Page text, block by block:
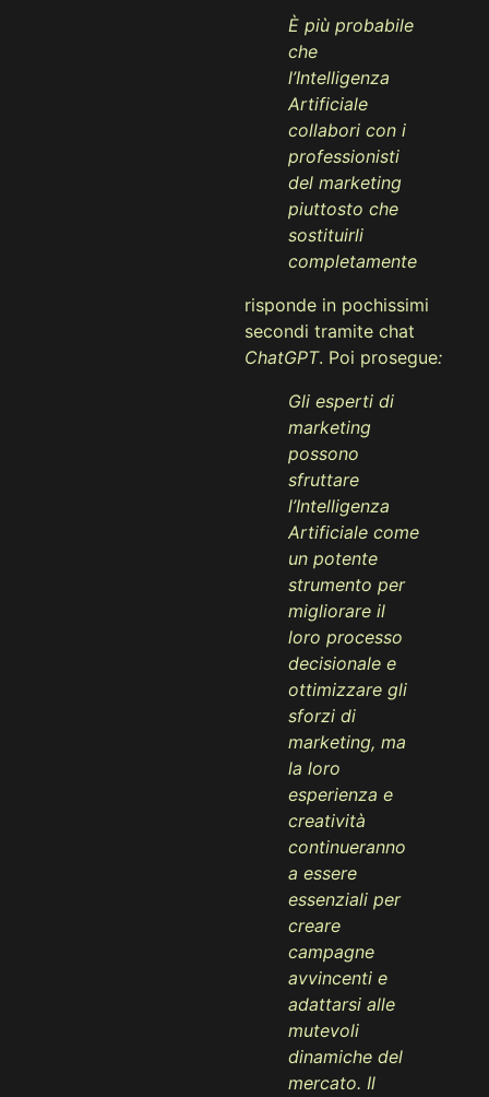
È più probabile
che
l’Intelligenza
Artificiale
collabori con i
professionisti
del marketing
piuttosto che
sostituirli
completamente
risponde in pochissimi
secondi tramite chat
ChatGPT. Poi prosegue:
Gli esperti di
marketing
possono
sfruttare
l’Intelligenza
Artificiale come
un potente
strumento per
migliorare il
loro processo
decisionale e
ottimizzare gli
sforzi di
marketing, ma
la loro
esperienza e
creatività
continueranno
a essere
essenziali per
creare
campagne
avvincenti e
adattarsi alle
mutevoli
dinamiche del
mercato. Il